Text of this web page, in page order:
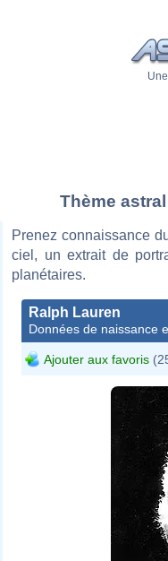
Thème
Prenez connaissance
ciel, un extrait de
planétaires.
Ralph Lauren
Données de naissance
Ajouter aux favoris